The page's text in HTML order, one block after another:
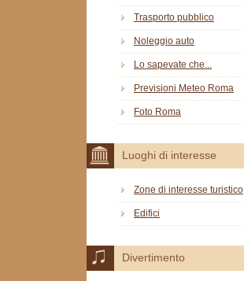
Trasporto pubblico
Noleggio auto
Lo sapevate che...
Previsioni Meteo Roma
Foto Roma
Luoghi di interesse
Zone di interesse turistico
Edifici
Divertimento